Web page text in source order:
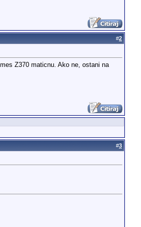
#2
Z370 maticnu. Ako ne, ostani na
#3